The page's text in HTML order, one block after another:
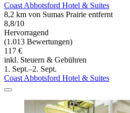
Coast Abbotsford Hotel & Suites
8,2 km von Sumas Prairie entfernt
8,8/10
Hervorragend
(1.013 Bewertungen)
117 €
inkl. Steuern & Gebühren
1. Sept.–2. Sept.
Coast Abbotsford Hotel & Suites